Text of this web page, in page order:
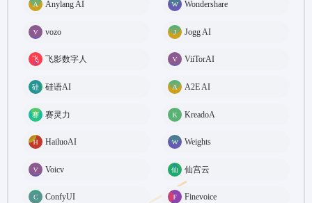
Anylang AI Wondershare
vozo Jogg AI
飞影数字人 ViiTorAI
硅语AI A2E AI
赛灵力 KreadoA
HailuoAI Weights
Voicv 仙宫云
ConfyUI Finevoice